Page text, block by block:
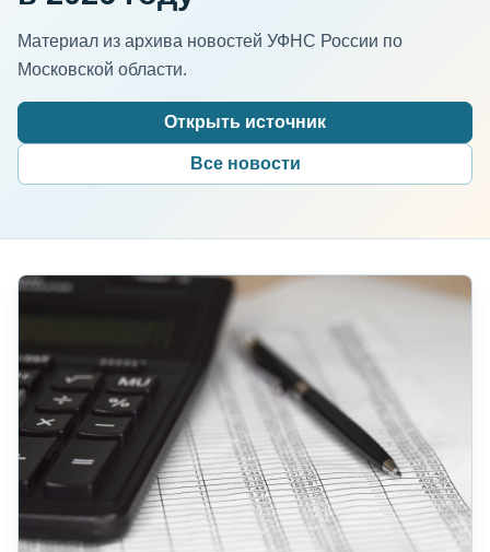
Материал из архива новостей УФНС России по
Московской области.
Открыть источник
Все новости